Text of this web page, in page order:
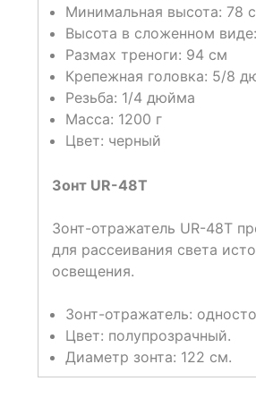
Минимальная высота: 78
Высота в сложенном
Размах треноги: 94 см
Крепежная головка: 5/8
Резьба: 1/4 дюйма
Масса: 1200 г
Цвет: черный
Зонт UR-48T
Зонт-отражатель UR-48T
для рассеивания света
освещения.
Зонт-отражатель:
Цвет: полупрозрачный.
Диаметр зонта: 122 см.